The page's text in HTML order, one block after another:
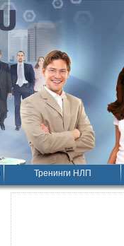
Тренинги НЛП